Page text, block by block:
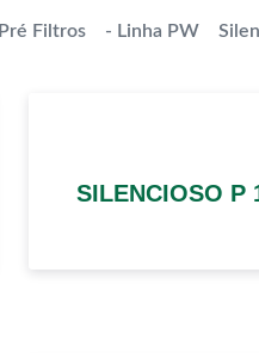
Pré Filtros - Linha PW
SILENCIOSO P